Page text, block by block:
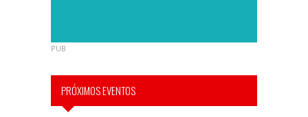
PUB
PRÓXIMOS EVENTOS